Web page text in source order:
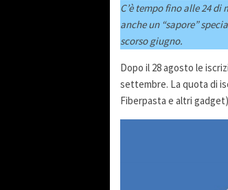
C’è tempo fino alle 24
anche un “sapore”
scorso giugno.
Dopo il 28 agosto le
settembre. La quota di
Fiberpasta e altri